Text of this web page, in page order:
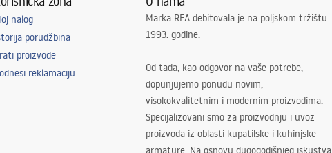
nalog
porudžbina
proizvode
reklamaciju
Marka REA debitovala je na poljskom tržištu
1993. godine.
Od tada, kao odgovor na vaše potrebe,
dopunjujemo ponudu novim,
visokokvalitetnim i modernim proizvodima.
Specijalizovani smo za proizvodnju i uvoz
proizvoda iz oblasti kupatilske i kuhinjske
armature. Na osnovu dugogodišnjeg iskustva